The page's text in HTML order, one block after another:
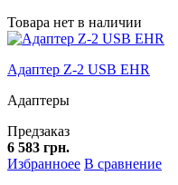
Товара нет в наличии
Адаптер Z-2 USB EHR
Адаптеры
Предзаказ
6 583 грн.
Избранноее В сравнение